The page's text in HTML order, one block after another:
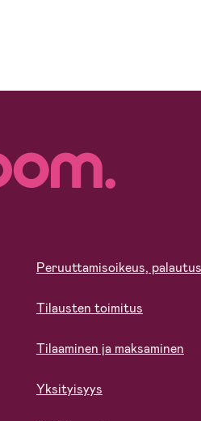
Peruuttamisoikeus,
Tilausten toimitus
Tilaaminen ja maksaminen
Yksityisyys